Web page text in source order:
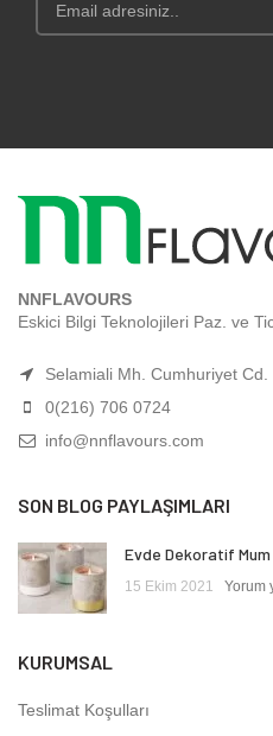
NNFLAVOURS
Eskici Bilgi Teknolojileri Paz. ve
Selamiali Mh. Cumhuriyet
0(216) 706 0724
info@nnflavours.com
SON BLOG PAYLAŞIMLARI
Evde Dekoratif Mum
15 Ekim 2021 Yorum
KURUMSAL
Teslimat Koşulları